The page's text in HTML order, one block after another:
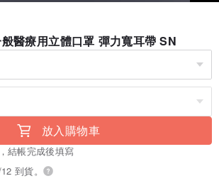
醫療用立體口罩 彈力寬耳帶 SN
放入購物車
，結帳完成後填寫
到貨。